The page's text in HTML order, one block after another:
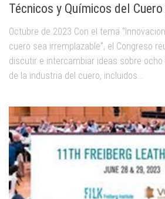
Técnicos y Químicos del Cuero
Octubre de 2023 Con el tema
cuero sea irremplazable”, el Congreso
discutir e intercambiar ideas sobre
de la industria del cuero, incluidos...